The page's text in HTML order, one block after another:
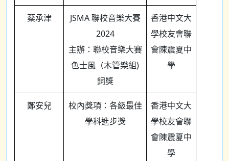
棻承津
JSMA 聯校音樂大賽
2024
主辦：聯校音樂大賽
色士風（木管樂組)
鉰獎
香港中文大
學校友會聯
會陳震夏中
學
鄭安兒
校內獎項：各級最佳
學科進步獎
香港中文大
學校友會聯
會陳震夏中
學